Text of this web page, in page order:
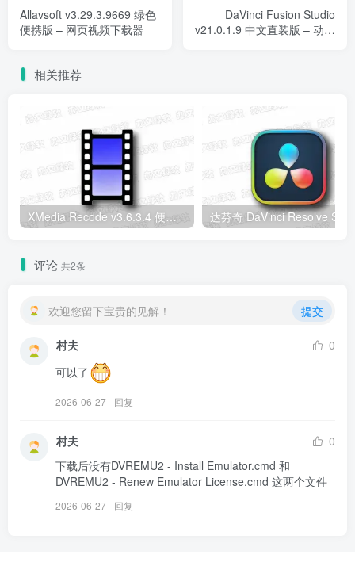
Allavsoft v3.29.3.9669 绿色
便携版 – 网页视频下载器
DaVinci Fusion Studio
v21.0.1.9 中文直装版 – 动画
相关推荐
XMedia Recode v3.6.3.4 便携版 – 专业级视频音频转码工具
评论 共2条
欢迎您留下宝贵的见解！ 提交
村夫
0
可以了
2026-06-27 回复
村夫
0
下载后没有DVREMU2 - Install Emulator.cmd 和
DVREMU2 - Renew Emulator License.cmd 这两个文件
2026-06-27 回复